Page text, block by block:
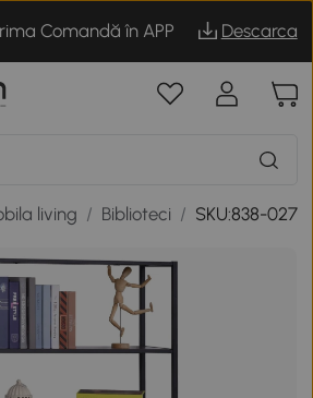
Comandă în APP Descarca
living / Biblioteci / SKU:838-027